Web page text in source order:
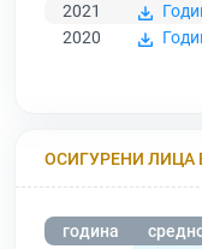
2021
2020
ОСИГУРЕНИ ЛИЦА
година